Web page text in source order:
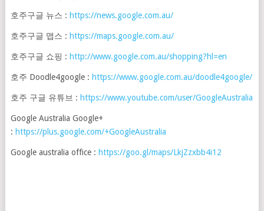
호주구글 뉴스 : https://news.google.com.au/
호주구글 맵스 : https://maps.google.com.au/
호주구글 쇼핑 : http://www.google.com.au/shopping?hl=en
호주 Doodle4google : https://www.google.com.au/doodle4google/
호주 구글 유튜브 : https://www.youtube.com/user/GoogleAustralia
Google Australia Google+
: https://plus.google.com/+GoogleAustralia
Google australia office : https://goo.gl/maps/LkjZzxbb4i12